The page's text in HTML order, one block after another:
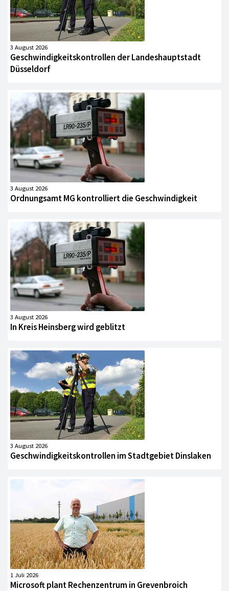
3 August 2026
Geschwindigkeitskontrollen der Landeshauptstadt
Düsseldorf
3 August 2026
Ordnungsamt MG kontrolliert die Geschwindigkeit
3 August 2026
In Kreis Heinsberg wird geblitzt
3 August 2026
Geschwindigkeitskontrollen im Stadtgebiet Dinslaken
1 Juli 2026
Microsoft plant Rechenzentrum in Grevenbroich